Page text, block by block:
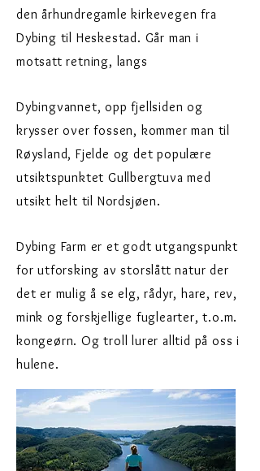
den århundregamle kirkevegen fra
Dybing til Heskestad. Går man i
motsatt retning, langs
Dybingvannet, opp fjellsiden og
krysser over fossen, kommer man til
Røysland, Fjelde og det populære
utsiktspunktet Gullbergtuva med
utsikt helt til Nordsjøen.
Dybing Farm er et godt utgangspunkt
for utforsking av storslått natur der
det er mulig å se elg, rådyr, hare, rev,
mink og forskjellige fuglearter, t.o.m.
kongeørn. Og troll lurer alltid på oss i
hulene.